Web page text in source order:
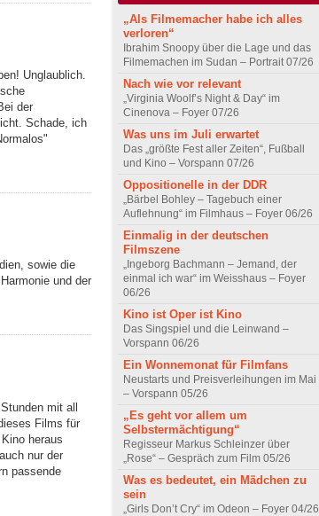
Unglaublich.
der
Schade, ich
sowie die
und der
mit all
Films für
heraus
nur der
passende
„Als Filmemacher habe ich alles
verloren“
Ibrahim Snoopy über die Lage und das
Filmemachen im Sudan – Portrait 07/26
Nach wie vor relevant
„Virginia Woolf’s Night & Day“ im
Cinenova – Foyer 07/26
Was uns im Juli erwartet
Das „größte Fest aller Zeiten“, Fußball
und Kino – Vorspann 07/26
Oppositionelle in der DDR
„Bärbel Bohley – Tagebuch einer
Auflehnung“ im Filmhaus – Foyer 06/26
Einmalig in der deutschen
Filmszene
„Ingeborg Bachmann – Jemand, der
einmal ich war“ im Weisshaus – Foyer
06/26
Kino ist Oper ist Kino
Das Singspiel und die Leinwand –
Vorspann 06/26
Ein Wonnemonat für Filmfans
Neustarts und Preisverleihungen im Mai
– Vorspann 05/26
„Es geht vor allem um
Selbstermächtigung“
Regisseur Markus Schleinzer über
„Rose“ – Gespräch zum Film 05/26
Was es bedeutet, ein Mädchen zu
sein
„Girls Don’t Cry“ im Odeon – Foyer 04/26